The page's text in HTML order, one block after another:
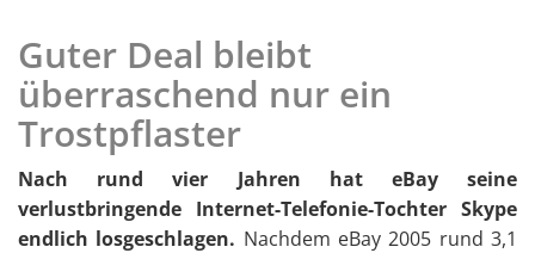
Guter Deal bleibt
überraschend nur ein
Trostpflaster
Nach rund vier Jahren hat eBay seine
verlustbringende Internet-Telefonie-Tochter Skype
endlich losgeschlagen. Nachdem eBay 2005 rund 3,1